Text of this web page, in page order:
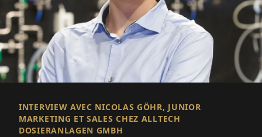
INTERVIEW AVEC NICOLAS GÖHR, JUNIOR
MARKETING ET SALES CHEZ ALLTECH
DOSIERANLAGEN GMBH